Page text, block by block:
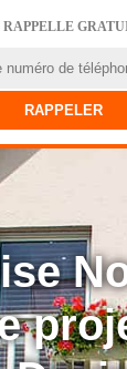
RAPPELLE